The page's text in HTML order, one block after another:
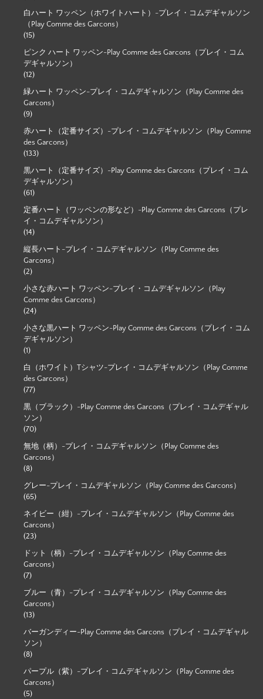
白ハート ワッペン（ホワイトハート）-プレイ・コムデギャルソン
（Play Comme des Garcons）
(15)
ピンク ハート ワッペン-Play Comme des Garcons（プレイ・コム
デギャルソン）
(12)
緑ハート ワッペン-プレイ・コムデギャルソン（Play Comme des
Garcons）
(9)
赤ハート（定番サイズ）-プレイ・コムデギャルソン（Play Comme
des Garcons）
(133)
黒ハート（定番サイズ）-Play Comme des Garcons（プレイ・コム
デギャルソン）
(61)
定番ハート（ワッペンの形など）-Play Comme des Garcons（プレ
イ・コムデギャルソン）
(14)
縦長ハート-プレイ・コムデギャルソン（Play Comme des
Garcons）
(2)
小さな赤ハート ワッペン-プレイ・コムデギャルソン（Play
Comme des Garcons）
(24)
小さな黒ハート ワッペン-Play Comme des Garcons（プレイ・コム
デギャルソン）
(1)
白（ホワイト）Tシャツ-プレイ・コムデギャルソン（Play Comme
des Garcons）
(77)
黒（ブラック）-Play Comme des Garcons（プレイ・コムデギャル
ソン）
(70)
無地（柄）-プレイ・コムデギャルソン（Play Comme des
Garcons）
(8)
グレー-プレイ・コムデギャルソン（Play Comme des Garcons）
(65)
ネイビー（紺）-プレイ・コムデギャルソン（Play Comme des
Garcons）
(23)
ドット（柄）-プレイ・コムデギャルソン（Play Comme des
Garcons）
(7)
ブルー（青）-プレイ・コムデギャルソン（Play Comme des
Garcons）
(13)
バーガンディー-Play Comme des Garcons（プレイ・コムデギャル
ソン）
(8)
パープル（紫）-プレイ・コムデギャルソン（Play Comme des
Garcons）
(5)